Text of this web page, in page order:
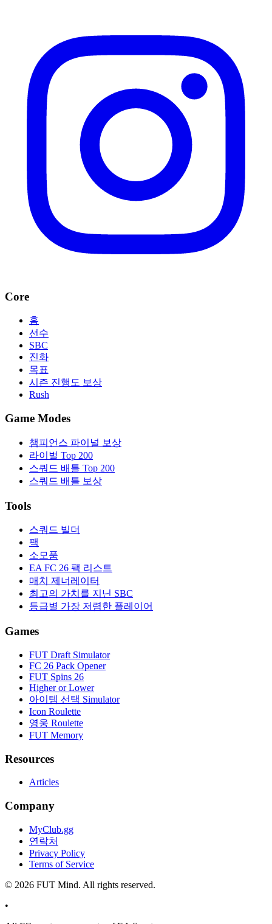
Core
홈
선수
SBC
진화
목표
시즌 진행도 보상
Rush
Game Modes
챔피언스 파이널 보상
라이벌 Top 200
스쿼드 배틀 Top 200
스쿼드 배틀 보상
Tools
스쿼드 빌더
팩
소모품
EA FC 26 팩 리스트
매치 제너레이터
최고의 가치를 지닌 SBC
등급별 가장 저렴한 플레이어
Games
FUT Draft Simulator
FC 26 Pack Opener
FUT Spins 26
Higher or Lower
아이템 선택 Simulator
Icon Roulette
영웅 Roulette
FUT Memory
Resources
Articles
Company
MyClub.gg
연락처
Privacy Policy
Terms of Service
© 2026 FUT Mind. All rights reserved.
•